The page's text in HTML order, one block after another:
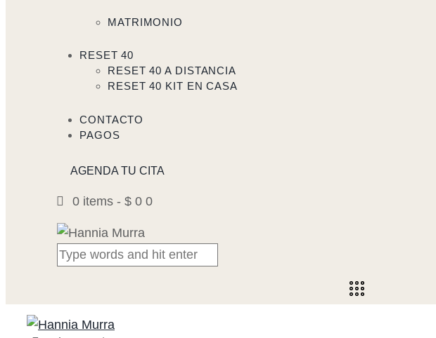
MATRIMONIO
RESET 40
RESET 40 A DISTANCIA
RESET 40 KIT EN CASA
CONTACTO
PAGOS
AGENDA TU CITA
0 items - $ 0 0